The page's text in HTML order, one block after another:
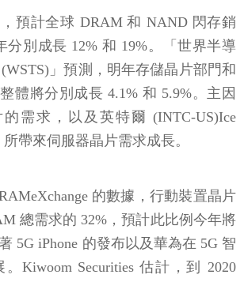
預計全球 DRAM 和 NAND 閃存銷
分別成長 12% 和 19%。「世界半導
」預測，明年存儲晶片部門和
體將分別成長 4.1% 和 5.9%。主因
需求，以及英特爾 (INTC-US)Ice
帶來伺服器晶片需求成長。
的數據，行動裝置晶片
總需求的 32%，預計此比例今年將
5G iPhone 的發布以及華為在 5G 智
Kiwoom Securities 估計，到 2020